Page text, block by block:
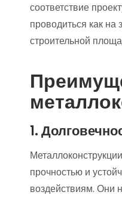
соответствие
проводиться как на
строительной
1.
прочностью и
воздействиям. Они